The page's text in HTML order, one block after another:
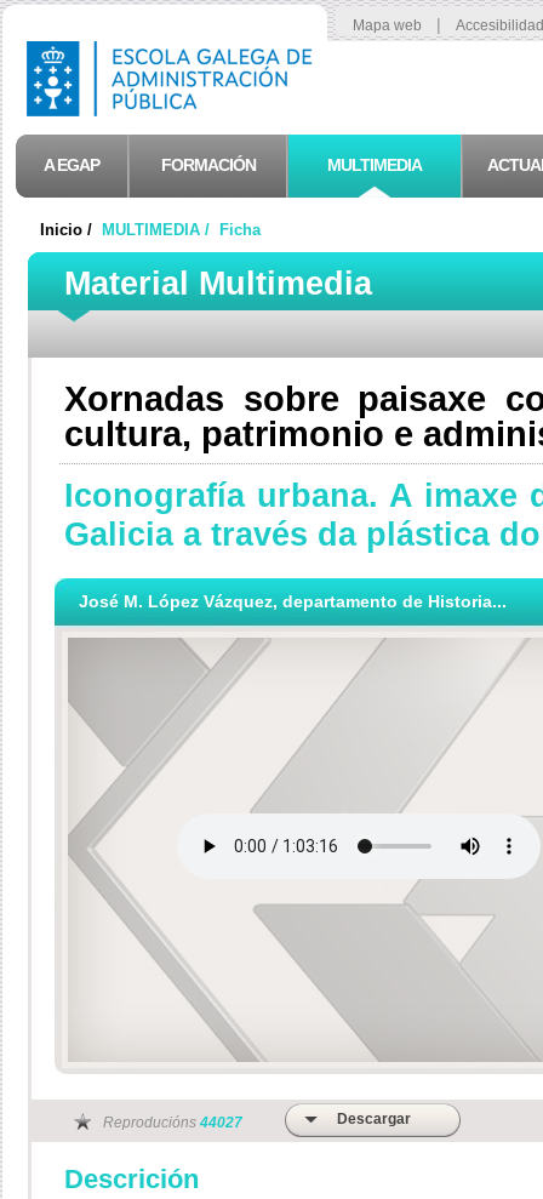
Mapa web |
A EGAP FORMACIÓN MULTIMEDIA
Inicio / MULTIMEDIA / Ficha
Material Multimedia
Xornadas sobre paisaxe
cultura, patrimonio e
Iconografía urbana. A imaxe
Galicia a través da plástica
José M. López Vázquez, departamento de Historia...
Reproducións 44027 Descargar
Descrición